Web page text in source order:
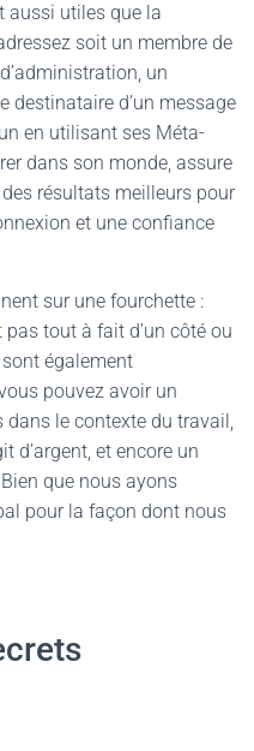
aussi utiles que la
soit un membre de
un
destinataire d’un message
en utilisant ses Méta-
dans son monde, assure
résultats meilleurs pour
et une confiance
sur une fourchette :
tout à fait d’un côté ou
également
pouvez avoir un
le contexte du travail,
d’argent, et encore un
que nous ayons
pour la façon dont nous